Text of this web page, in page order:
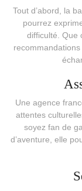
Tout d’abord, la
pourrez
difficulté. Que
Une agence
attentes
soyez fan de
d’aventure, elle